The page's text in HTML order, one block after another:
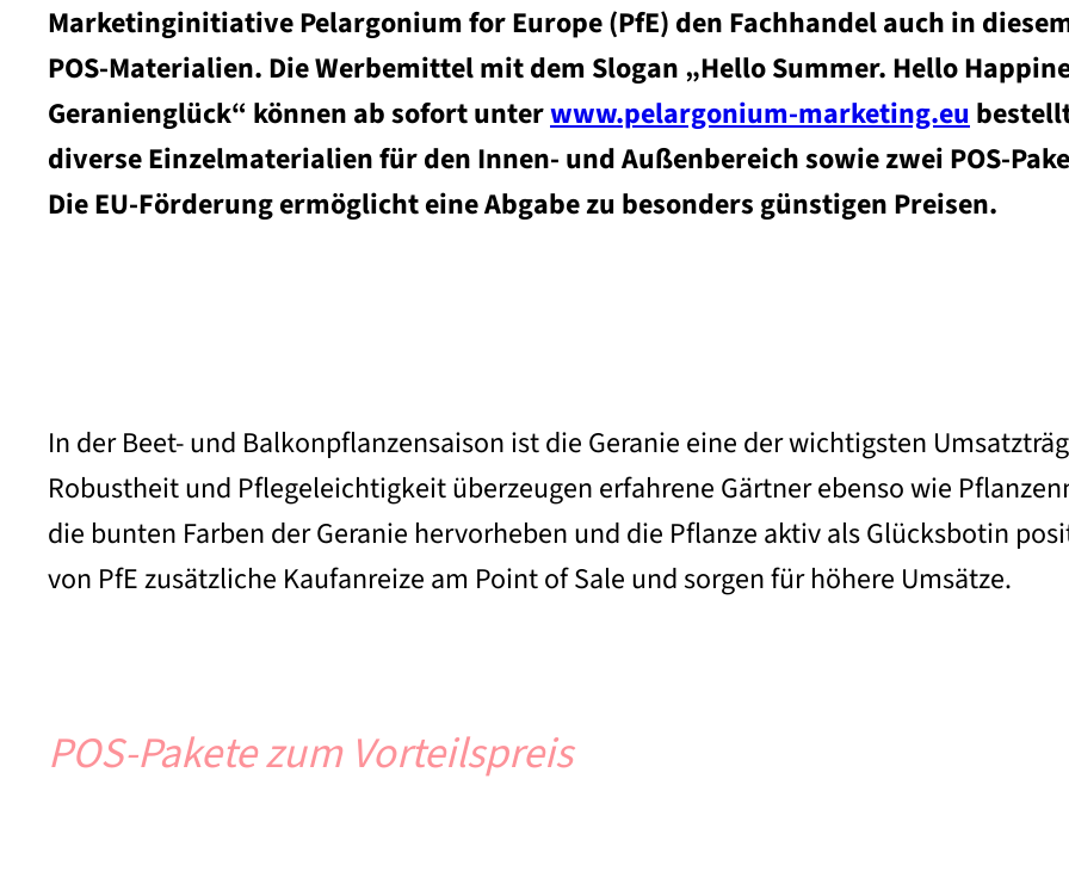
Marketinginitiative Pelargonium for Europe (PfE) den Fachhandel auch in
POS-Materialien. Die Werbemittel mit dem Slogan „Hello Summer. Hello
Geranienglück“ können ab sofort unterwww.pelargonium-marketing.eu
diverse Einzelmaterialien für den Innen- und Außenbereich sowie zwei POS-
Die EU-Förderung ermöglicht eine Abgabe zu besonders günstigen Preisen.
In der Beet- und Balkonpflanzensaison ist die Geranie eine der wichtigsten
Robustheit und Pflegeleichtigkeit überzeugen erfahrene Gärtner ebenso wie
die bunten Farben der Geranie hervorheben und die Pflanze aktiv als Glücksbotin
von PfE zusätzliche Kaufanreize am Point of Sale und sorgen für höhere Umsätze.
POS-Pakete zum Vorteilspreis